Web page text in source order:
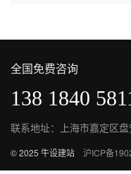
全国免费咨询
138 1840
联系地址：上海市嘉定区
© 2025 牛设建站 沪ICP备